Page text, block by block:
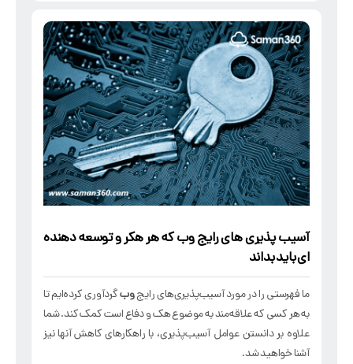
آسیب پذیری های رایجوبکه هرهکروتوسعه دهنده
ای باید بداند
ما فهرستی را در مورد آسیب‌پذیری‌های رایجوبگردآوری کرده‌ایم تا
به هر کسی که علاقه‌مند به موضوع هک و دفاع است کمک کند. شما
علاوه بر دانستن عوامل آسیب‌پذیری‌، با راهکارهای کاهش آنها نیز
آشنا خواهید شد.